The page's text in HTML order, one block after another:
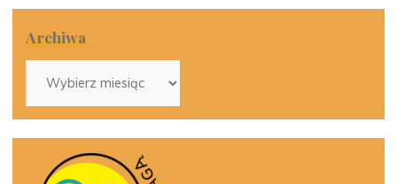
Archiwa